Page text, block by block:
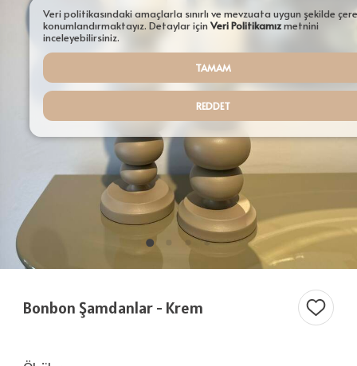
Aydınlatmalar
Tepsiler
Saksılar
Servisler
Sehpalar
Tüm Ürünler ürünleri
Bonbon Şamdanlar - Krem
Veri politikasındaki amaçlarla sınırlı ve mevzuata uygun şekilde
konumlandırmaktayız. Detaylar içinVeri Politikamızmetnini
inceleyebilirsiniz.
TAMAM
REDDET